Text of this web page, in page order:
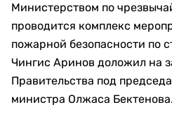
Министерством по
проводится комплекс
пожарной безопасности по
Чингис Аринов доложил на
Правительства под
министра Олжаса Бектенова.